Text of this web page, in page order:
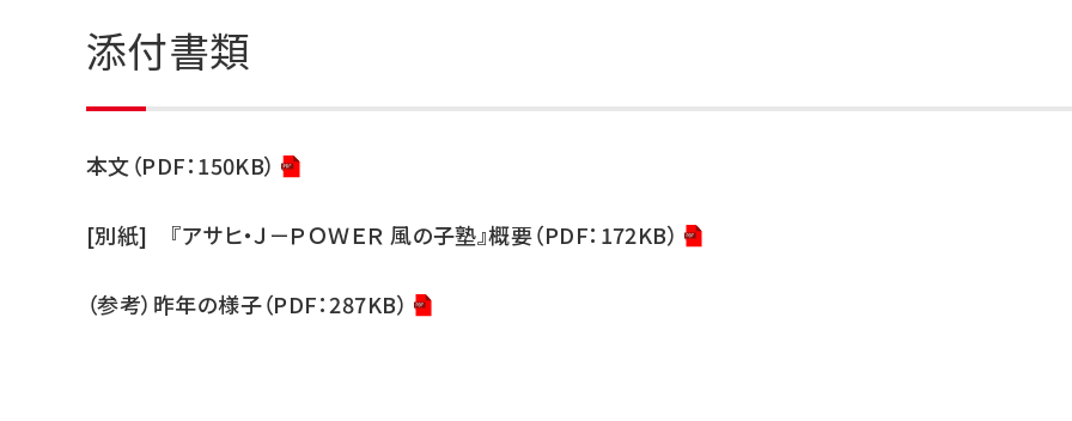
添付書類
本文（PDF：150KB）
[別紙] 『アサヒ・Ｊ－ＰＯＷＥＲ 風の子塾』概要（PDF：172KB）
（参考）昨年の様子（PDF：287KB）